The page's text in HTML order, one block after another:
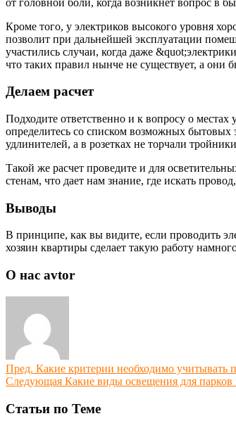
Кроме того, у электриков высокого уровня
позволит при дальнейшей эксплуатации
участились случаи, когда даже
что таких правил нынче не существует, а
Делаем расчет
Подходите ответственно и к вопросу о
определитесь со списком возможных
удлинителей, а в розетках не торчали
Такой же расчет проведите и для
стенам, что дает нам знание, где искать
Выводы
В принципе, как вы видите, если проводить
хозяин квартиры сделает такую работу
О нас avtor
Пред. Какие критерии необходимо учитывать
Следующая Какие виды освещения для парков
Статьи по Теме